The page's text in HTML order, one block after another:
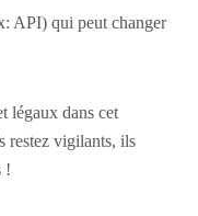
API) qui peut changer
légaux dans cet
restez vigilants, ils
!